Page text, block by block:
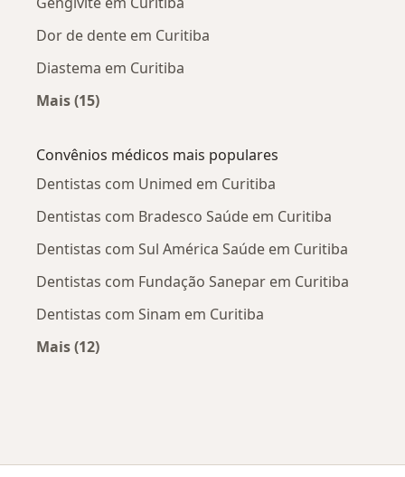
Dor de dente em Curitiba
Diastema em Curitiba
Mais (15)
Convênios médicos mais populares
Dentistas com Unimed em Curitiba
Dentistas com Bradesco Saúde em Curitiba
Dentistas com Sul América Saúde em Curitiba
Dentistas com Fundação Sanepar em Curitiba
Dentistas com Sinam em Curitiba
Mais (12)